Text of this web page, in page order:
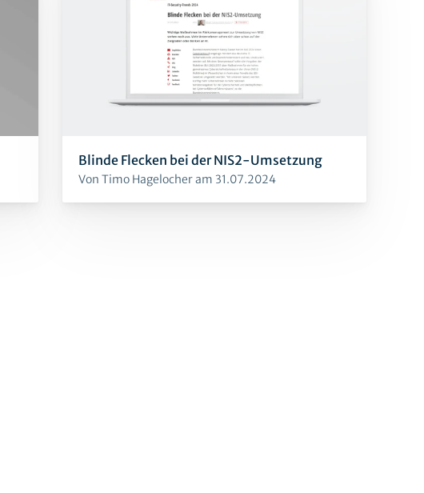
Blinde Flecken bei der NIS2-Umsetzung
Von Timo Hagelocher am 31.07.2024